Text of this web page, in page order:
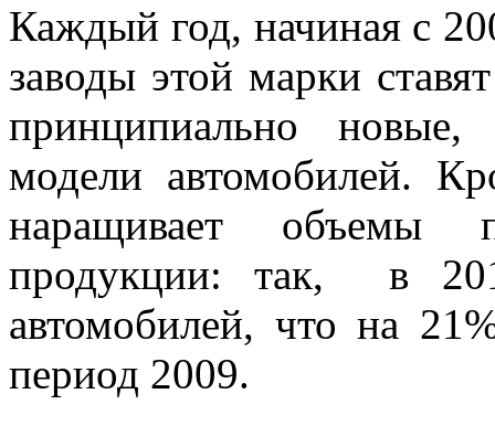
Каждый год, начиная с
заводы этой марки
принципиально новые,
модели автомобилей.
наращивает объемы
продукции: так, в
автомобилей, что на
период 2009.